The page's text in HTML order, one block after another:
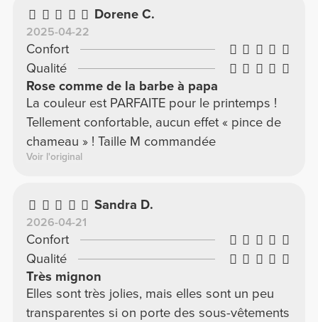
Dorene C.
2025-04-22
Confort
Qualité
Rose comme de la barbe à papa
La couleur est PARFAITE pour le printemps !
Tellement confortable, aucun effet « pince de
chameau » ! Taille M commandée
Voir l'original
Sandra D.
2026-04-21
Confort
Qualité
Très mignon
Elles sont très jolies, mais elles sont un peu
transparentes si on porte des sous-vêtements